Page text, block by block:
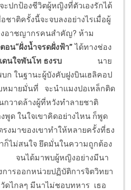
ะปกป้องชีวิตผู้หญิงที่ตัวเองรักได้
ชาติครั้งนี้จะจบลงอย่างไรเมื่อผู้
อาชญากรคนสำคัญ? ห้าม
ตอน“ฝั่งน้ำจรดฝั่งฟ้า” ได้ทางช่อง
นใจพันโท ธงรบ
นาย
ก ในฐานะผู้บังคับฝูงบินเฮลิคอป
หมายมั่นที่ จะนำแมงปอเหล็กติด
กวาดล้างผู้ที่หวังทำลายชาติ
พูด ในใจเขาคิดอย่างไหน ก็พูด
งมาของเขาทำให้หลายครั้งที่ธง
ไม่สนใจ ยึดมั่นในความถูกต้อง
จนได้มาพบผู้หญิงอย่างมีนา
ารออกหน่วยปฏิบัติการจิตวิทยา
ดไกลๆ มีนาไม่ชอบทหาร เธอ